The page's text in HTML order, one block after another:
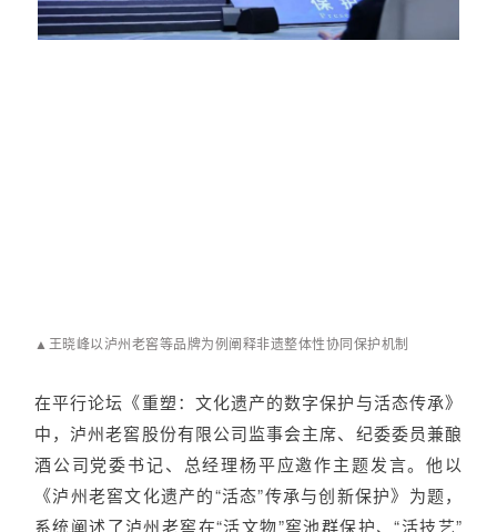
▲王晓峰以泸州老窖等品牌为例阐释非遗整体性协同保护机制
在平行论坛《重塑：文化遗产的数字保护与活态传承》
中，泸州老窖股份有限公司监事会主席、纪委委员兼酿
酒公司党委书记、总经理杨平应邀作主题发言。他以
《泸州老窖文化遗产的“活态”传承与创新保护》为题，
系统阐述了泸州老窖在“活文物”窖池群保护、“活技艺”